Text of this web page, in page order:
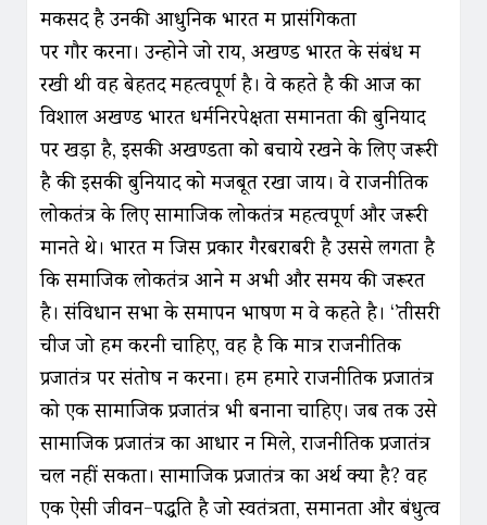
मकसद है उनकी आधुनिक भारत में प्रासंगिकता
पर गौर करना। उन्‍होने जो राय, अखण्‍ड भारत के संबंध में
रखी थी वह बेहतद महत्‍वपूर्ण है। वे कहते है की आज का
विशाल अखण्‍ड भारत धर्मनिरपेक्षता समानता की बुनियाद
पर खड़ा है, इसकी अखण्‍डता को बचाये रखने के लिए जरूरी
है की इसकी बुनियाद को मजबूत रखा जाय। वे राजनीतिक
लोकतंत्र के लिए सामाजिक लोकतंत्र महत्‍वपूर्ण और जरूरी
मानते थे। भारत में जिस प्रकार गैरबराबरी है उससे लगता है
कि समाजिक लोकतंत्र आने में अभी और समय की जरूरत
है। संविधान सभा के समापन भाषण में वे कहते है। ‘’तीसरी
चीज जो हमें करनी चाहिए, वह है कि मात्र राजनीतिक
प्रजातंत्र पर संतोष न करना। हमें हमारे राजनीतिक प्रजातंत्र
को एक सामाजिक प्रजातंत्र भी बनाना चाहिए। जब तक उसे
सामाजिक प्रजातंत्र का आधार न मिले, राजनीतिक प्रजातंत्र
चल नहीं सकता। सामाजिक प्रजातंत्र का अर्थ क्या है? वह
एक ऐसी जीवन-पद्धति है जो स्वतंत्रता, समानता और बंधुत्व